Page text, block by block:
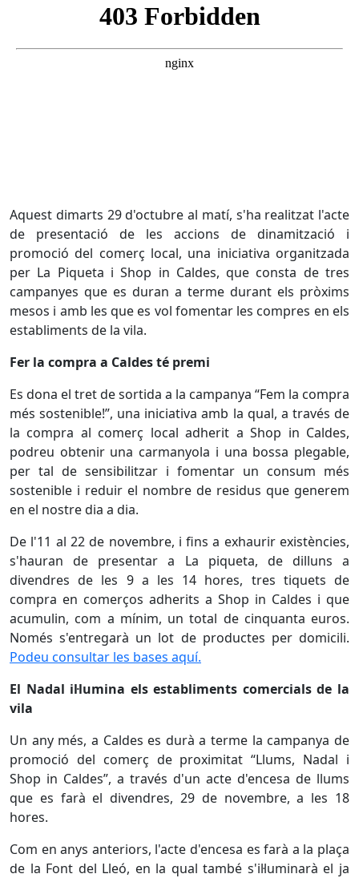
Aquest dimarts 29 d'octubre al matí, s'ha realitzat l'acte
de presentació de les accions de dinamització i
promoció del comerç local, una iniciativa organitzada
per La Piqueta i Shop in Caldes, que consta de tres
campanyes que es duran a terme durant els pròxims
mesos i amb les que es vol fomentar les compres en els
establiments de la vila.
Fer la compra a Caldes té premi
Es dona el tret de sortida a la campanya “Fem la compra
més sostenible!”, una iniciativa amb la qual, a través de
la compra al comerç local adherit a Shop in Caldes,
podreu obtenir una carmanyola i una bossa plegable,
per tal de sensibilitzar i fomentar un consum més
sostenible i reduir el nombre de residus que generem
en el nostre dia a dia.
De l'11 al 22 de novembre, i fins a exhaurir existències,
s'hauran de presentar a La piqueta, de dilluns a
divendres de les 9 a les 14 hores, tres tiquets de
compra en comerços adherits a Shop in Caldes i que
acumulin, com a mínim, un total de cinquanta euros.
Només s'entregarà un lot de productes per domicili.
Podeu consultar les bases aquí.
El Nadal il·lumina els establiments comercials de la
vila
Un any més, a Caldes es durà a terme la campanya de
promoció del comerç de proximitat “Llums, Nadal i
Shop in Caldes”, a través d'un acte d'encesa de llums
que es farà el divendres, 29 de novembre, a les 18
hores.
Com en anys anteriors, l'acte d'encesa es farà a la plaça
de la Font del Lleó, en la qual també s'il·luminarà el ja